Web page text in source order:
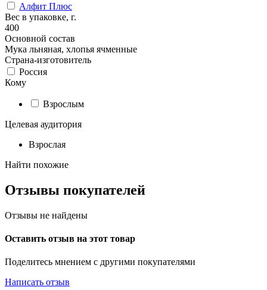
Алфит Плюс
Вес в упаковке, г.
400
Основной состав
Мука льняная, хлопья ячменные
Страна-изготовитель
Россия
Кому
Взрослым
Целевая аудитория
Взрослая
Найти похожие
Отзывы покупателей
Отзывы не найдены
Оставить отзыв на этот товар
Поделитесь мнением с другими покупателями
Написать отзыв